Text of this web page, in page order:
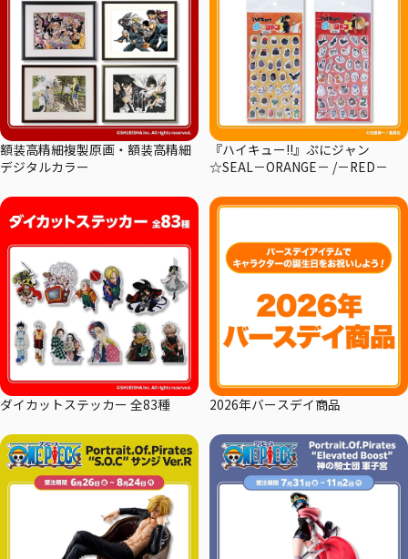
額装高精細複製原画・額装高精細
デジタルカラー
『ハイキュー!!』ぷにジャン
☆SEAL－ORANGE－ /－RED－
ダイカットステッカー 全83種 2026年バースデイ商品